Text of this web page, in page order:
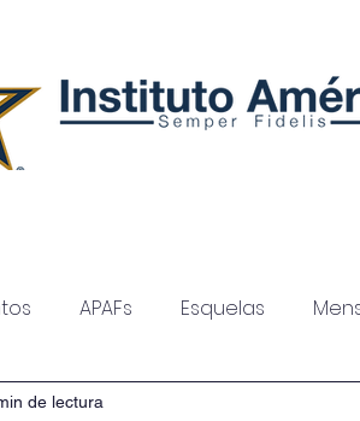
APAFs Esquelas
de lectura